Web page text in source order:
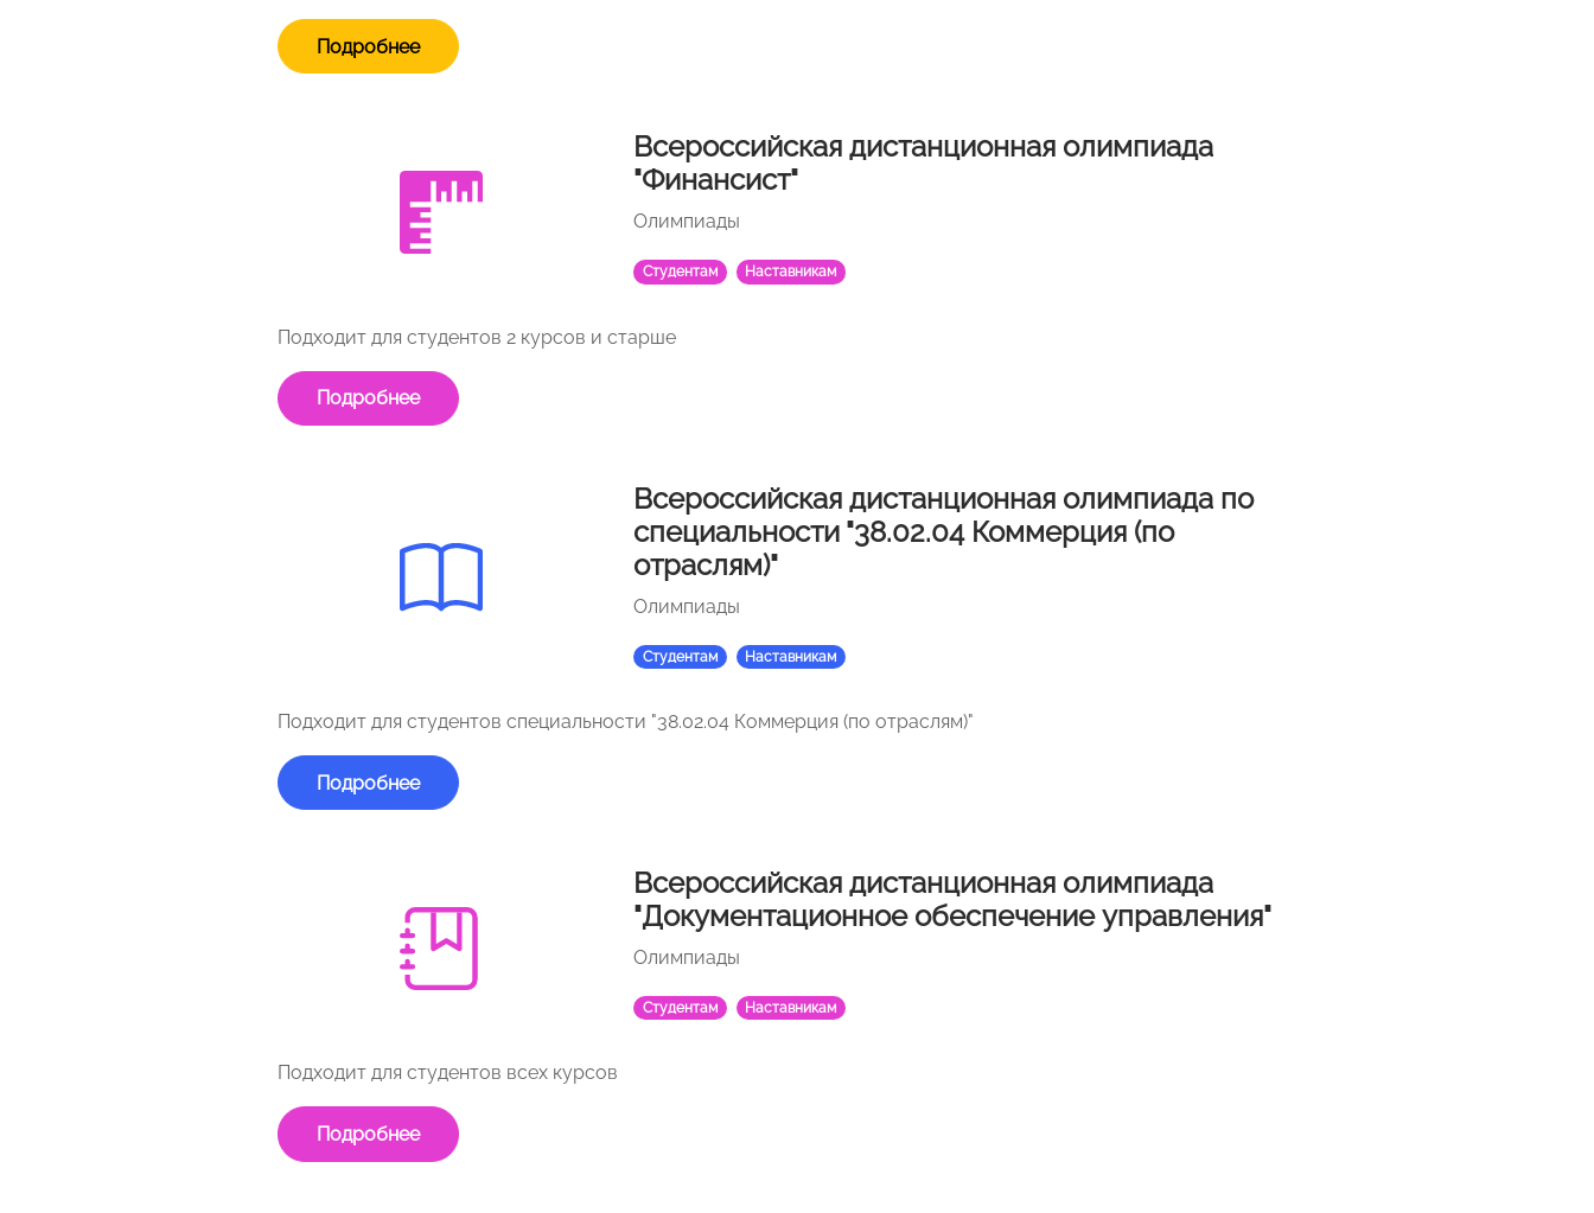
Подробнее
Всероссийская дистанционная олимпиада
"Финансист"
Олимпиады
Студентам Наставникам
Подходит для студентов 2 курсов и старше
Подробнее
Всероссийская дистанционная олимпиада по
специальности "38.02.04 Коммерция (по
отраслям)"
Олимпиады
Студентам Наставникам
Подходит для студентов специальности "38.02.04 Коммерция (по отраслям)"
Подробнее
Всероссийская дистанционная олимпиада
"Документационное обеспечение управления"
Олимпиады
Студентам Наставникам
Подходит для студентов всех курсов
Подробнее